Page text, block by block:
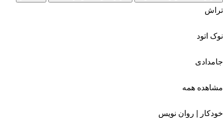
تراش
نوک اتود
جامدادی
مشاهده همه
خودکار | روان نویس